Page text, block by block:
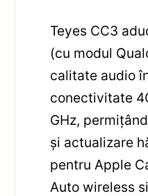
Teyes CC3
(cu modul
calitate audio
conectivitate
GHz,
și actualizare
pentru Apple
Auto wireless